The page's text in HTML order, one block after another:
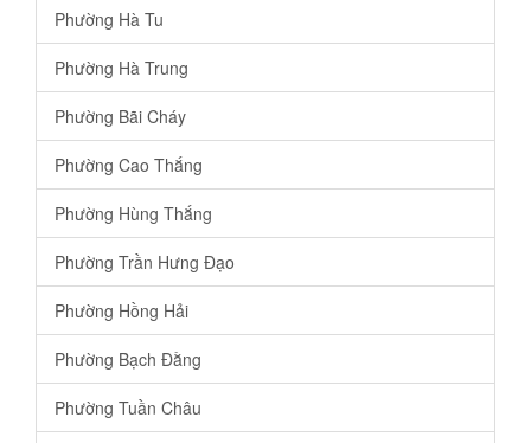
Phường Hà Tu
Phường Hà Trung
Phường Bãi Cháy
Phường Cao Thắng
Phường Hùng Thắng
Phường Trần Hưng Đạo
Phường Hồng Hải
Phường Bạch Đằng
Phường Tuần Châu